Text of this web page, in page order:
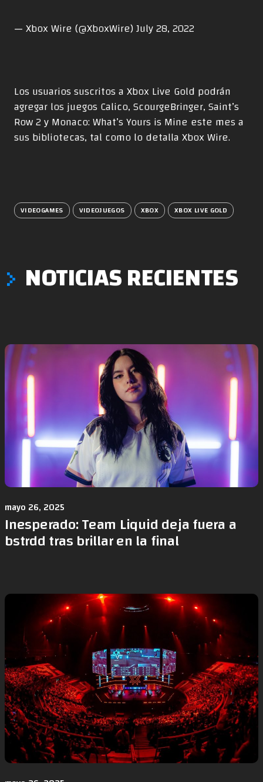
— Xbox Wire (@XboxWire)July 28, 2022
Los usuarios suscritos a Xbox Live Gold podrán
agregar los juegos Calico, ScourgeBringer, Saint’s
Row 2 y Monaco: What’s Yours is Mine este mes a
sus bibliotecas, tal como lo detalla Xbox Wire.
VIDEOGAMES VIDEOJUEGOS XBOX XBOX LIVE GOLD
NOTICIAS RECIENTES
mayo 26, 2025
Inesperado: Team Liquid deja fuera a
bstrdd tras brillar en la final